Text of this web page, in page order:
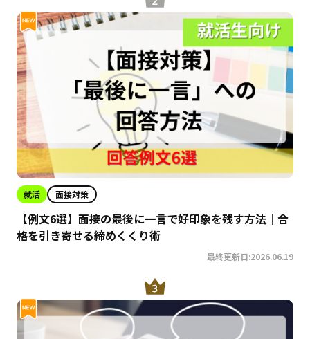
就活 面接対策
【例文6選】面接の最後に一言で好印象を残す方法｜合
格を引き寄せる締めくくり術
最終更新日:2026.06.19